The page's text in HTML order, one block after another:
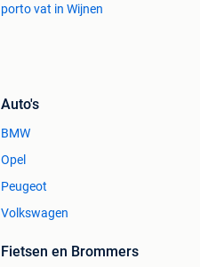
porto vat in Wijnen
Auto's
BMW
Opel
Peugeot
Volkswagen
Fietsen en Brommers